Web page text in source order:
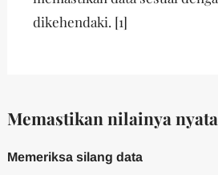
dikehendaki. [1]
Memastikan nilainya
Memeriksa silang data